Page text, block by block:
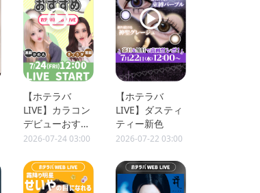
【ホテラバ
LIVE】カラコン
デビューおすす
め
2026-07-24 03:00
【ホテラバ
LIVE】ダスティ
ティー新色
2026-07-22 03:00